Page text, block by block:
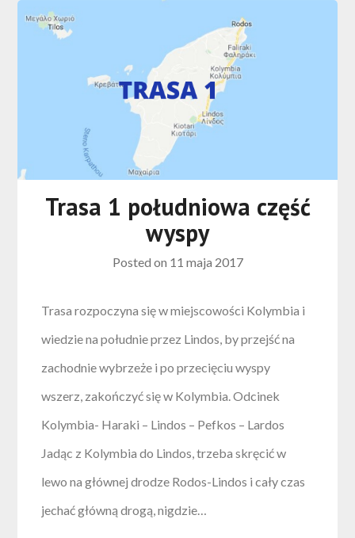
Trasa 1 południowa część
wyspy
Posted on 11 maja 2017
Trasa rozpoczyna się w miejscowości Kolymbia i
wiedzie na południe przez Lindos, by przejść na
zachodnie wybrzeże i po przecięciu wyspy
wszerz, zakończyć się w Kolymbia. Odcinek
Kolymbia- Haraki – Lindos – Pefkos – Lardos
Jadąc z Kolymbia do Lindos, trzeba skręcić w
lewo na głównej drodze Rodos-Lindos i cały czas
jechać główną drogą, nigdzie…